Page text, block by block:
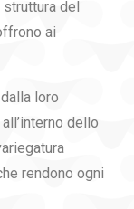
del
ai
loro
dello
rendono ogni